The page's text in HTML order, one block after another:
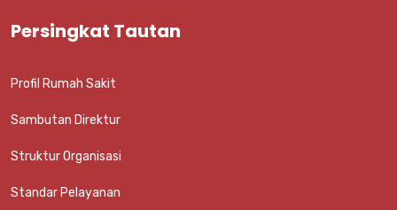
Persingkat Tautan
Profil Rumah Sakit
Sambutan Direktur
Struktur Organisasi
Standar Pelayanan